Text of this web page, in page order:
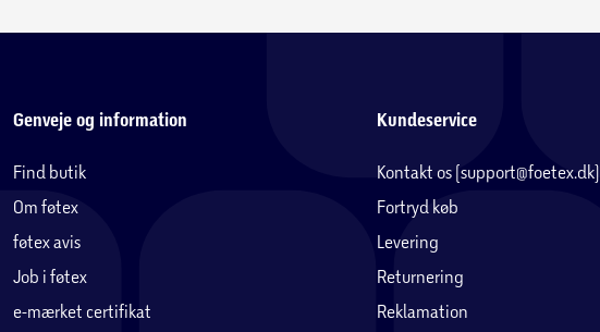
Genveje og information
Find butik
Om føtex
føtex avis
Job i føtex
e-mærket certifikat
Kundeservice
Kontakt os (support@foetex.dk)
Fortryd køb
Levering
Returnering
Reklamation